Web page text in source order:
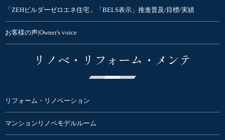
「ZEHビルダーゼロエネ住宅」「BELS表示」推進普及/目標/実績
お客様の声|Owner's voice
リノベ・リフォーム・メンテ
リフォーム・リノベーション
マンションリノベモデルルーム